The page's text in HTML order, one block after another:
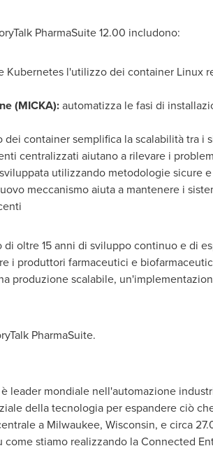
PharmaSuite 12.00 includono:
Kubernetes l'utilizzo dei container Linux
(MICKA):automatizza le fasi di
dei container semplifica la scalabilità tra i
centralizzati aiutano a rilevare i
utilizzando metodologie sicure
meccanismo aiuta a mantenere i
di oltre 15 anni di sviluppo continuo e di
i produttori farmaceutici e
produzione scalabile,
PharmaSuite.
leader mondiale nell'automazione
della tecnologia per espandere ciò
a Milwaukee, Wisconsin, e circa
come stiamo realizzando la Connected